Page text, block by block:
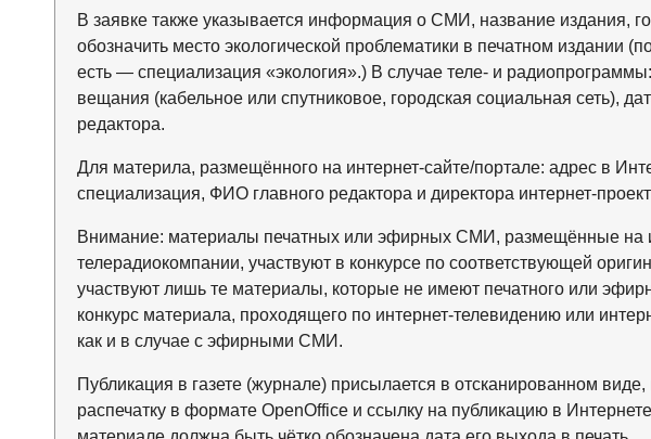
В заявке также указывается информация о СМИ, название издания,
обозначить место экологической проблематики в печатном издании
есть — специализация «экология».) В случае теле- и
вещания (кабельное или спутниковое, городская социальная сеть),
редактора.
Для материла, размещённого на интернет-сайте/портале: адрес в
специализация, ФИО главного редактора и директора интернет-
Внимание: материалы печатных или эфирных СМИ, размещённые на
телерадиокомпании, участвуют в конкурсе по соответствующей
участвуют лишь те материалы, которые не имеют печатного или
конкурс материала, проходящего по интернет-телевидению или
как и в случае с эфирными СМИ.
Публикация в газете (журнале) присылается в отсканированном
распечатку в формате OpenOffice и ссылку на публикацию в